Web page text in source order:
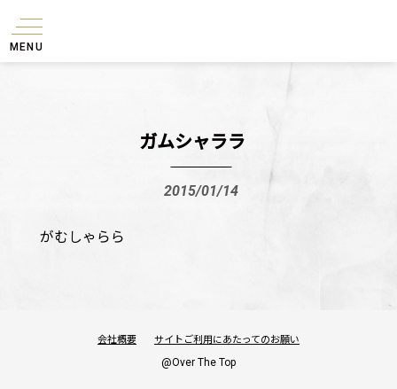
MENU
ガムシャララ
2015/01/14
がむしゃらら
会社概要 サイトご利用にあたってのお願い
@Over The Top